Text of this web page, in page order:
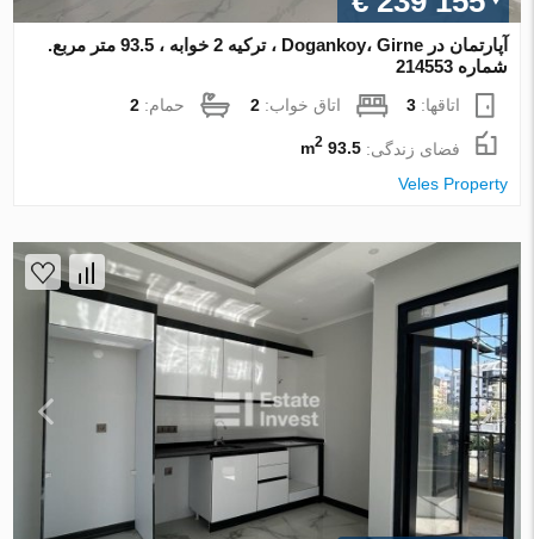
آپارتمان در Dogankoy، Girne ، ترکیه 2 خوابه ، 93.5 متر مربع.
شماره 214553
اتاقها:3 اتاق خواب:2 حمام:2
فضای زندگی:93.5 m
2
Veles Property